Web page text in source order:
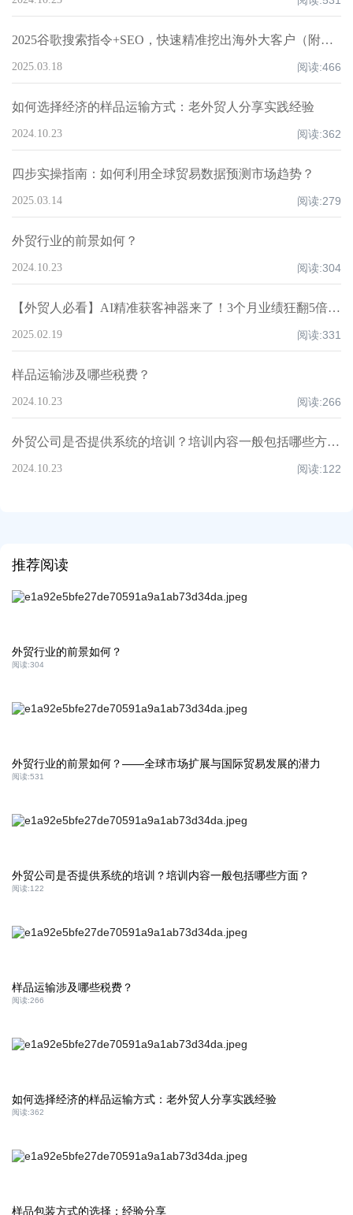
2025谷歌搜索指令+SEO，快速精准挖出海外大客户（附指令大全+避坑指南）!
2025.03.18 阅读:466
如何选择经济的样品运输方式：老外贸人分享实践经验
2024.10.23 阅读:362
四步实操指南：如何利用全球贸易数据预测市场趋势？
2025.03.14 阅读:279
外贸行业的前景如何？
2024.10.23 阅读:304
【外贸人必看】AI精准获客神器来了！3个月业绩狂翻5倍大揭秘！
2025.02.19 阅读:331
样品运输涉及哪些税费？
2024.10.23 阅读:266
外贸公司是否提供系统的培训？培训内容一般包括哪些方面？
2024.10.23 阅读:122
推荐阅读
外贸行业的前景如何？
阅读:304
外贸行业的前景如何？——全球市场扩展与国际贸易发展的潜力
阅读:531
外贸公司是否提供系统的培训？培训内容一般包括哪些方面？
阅读:122
样品运输涉及哪些税费？
阅读:266
如何选择经济的样品运输方式：老外贸人分享实践经验
阅读:362
样品包装方式的选择：经验分享